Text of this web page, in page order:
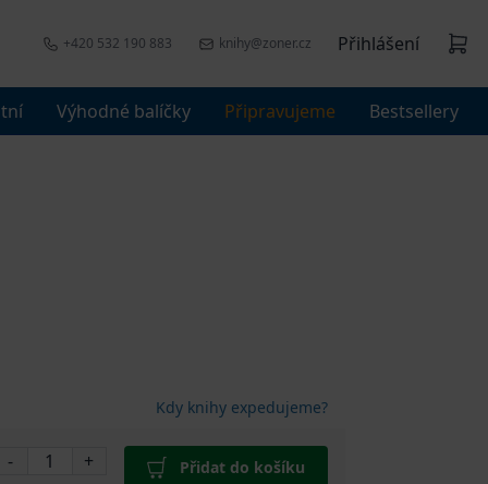
+420 532 190 883 knihy@zoner.cz Přihlášení
Výhodné balíčky Připravujeme Bestsellery
Kdy knihy expedujeme?
- + Přidat do košíku